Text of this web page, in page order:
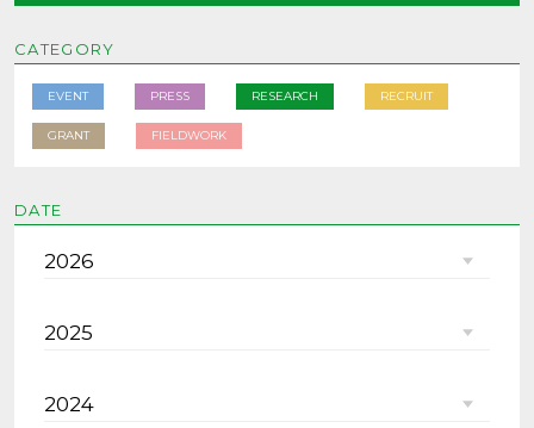
CATEGORY
EVENT PRESS RESEARCH RECRUIT
GRANT FIELDWORK
DATE
2026
2025
2024